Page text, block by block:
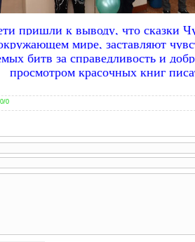
пришли к выводу, что сказки
мире, заставляют
битв за справедливость и
просмотром красочных книг
/0